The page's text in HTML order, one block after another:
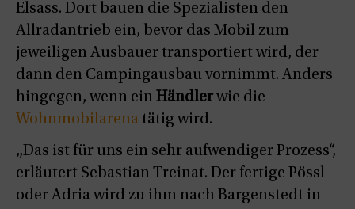
Elsass. Dort bauen die Spezialisten den
Allradantrieb ein, bevor das Mobil zum
jeweiligen Ausbauer transportiert wird, der
dann den Campingausbau vornimmt. Anders
hingegen, wenn ein Händler wie die
Wohnmobilarena tätig wird.
„Das ist für uns ein sehr aufwendiger Prozess“,
erläutert Sebastian Treinat. Der fertige Pössl
oder Adria wird zu ihm nach Bargenstedt in